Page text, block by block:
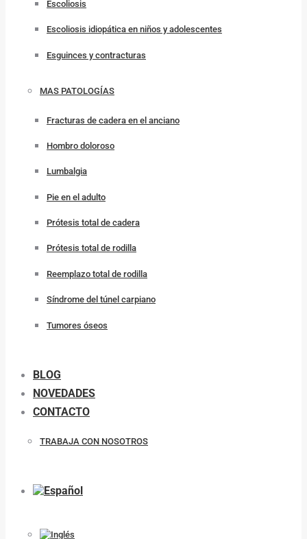
Escoliosis
Escoliosis idiopática en niños y adolescentes
Esguinces y contracturas
MAS PATOLOGÍAS
Fracturas de cadera en el anciano
Hombro doloroso
Lumbalgia
Pie en el adulto
Prótesis total de cadera
Prótesis total de rodilla
Reemplazo total de rodilla
Síndrome del túnel carpiano
Tumores óseos
BLOG
NOVEDADES
CONTACTO
TRABAJA CON NOSOTROS